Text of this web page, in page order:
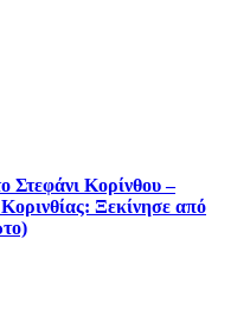
Στεφάνι Κορίνθου –
Ξεκίνησε από